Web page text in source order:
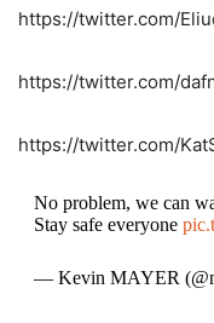
https://twitter.com/
https://twitter.com/
https://twitter.com/
No problem, we can
Stay safe everyone
— Kevin MAYER